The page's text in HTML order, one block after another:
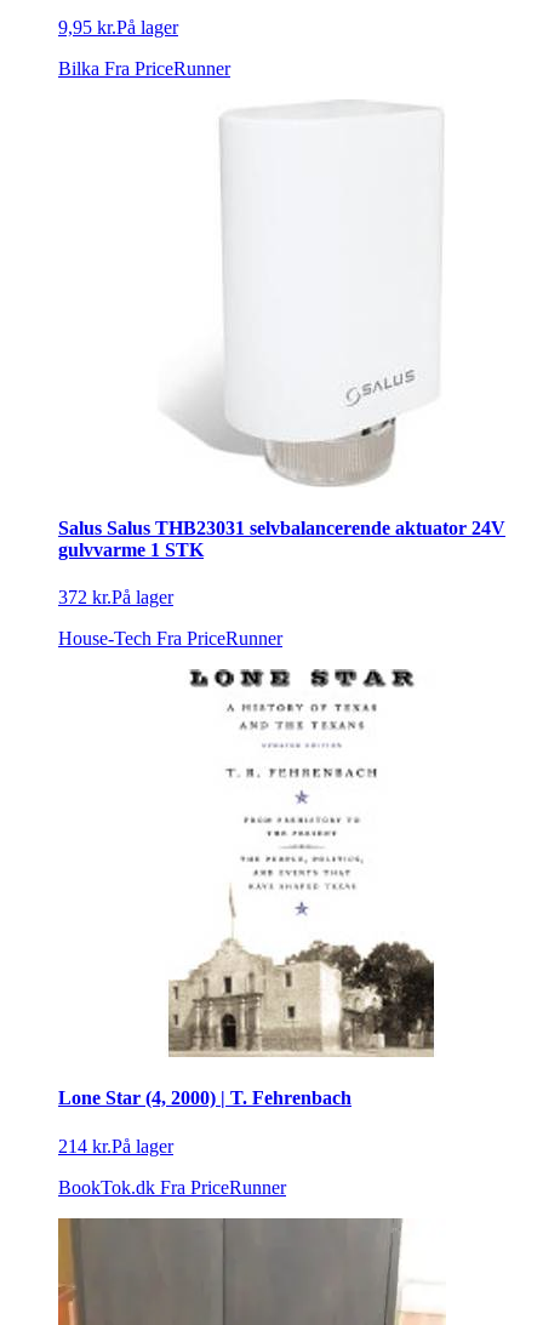
9,95 kr.På lager
Bilka Fra PriceRunner
Salus Salus THB23031 selvbalancerende aktuator 24V
gulvvarme 1 STK
372 kr.På lager
House-Tech Fra PriceRunner
Lone Star (4, 2000) | T. Fehrenbach
214 kr.På lager
BookTok.dk Fra PriceRunner